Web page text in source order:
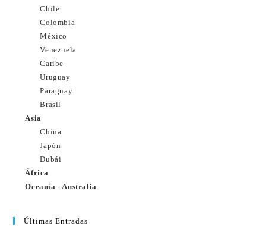
Chile
Colombia
México
Venezuela
Caribe
Uruguay
Paraguay
Brasil
Asia
China
Japón
Dubái
África
Oceanía - Australia
Últimas Entradas